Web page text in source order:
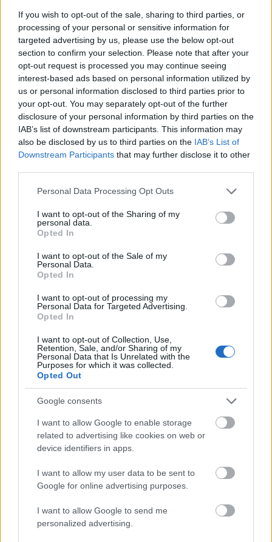
If you wish to opt-out of the sale, sharing to third parties, or
processing of your personal or sensitive information for
targeted advertising by us, please use the below opt-out
section to confirm your selection. Please note that after your
opt-out request is processed you may continue seeing
interest-based ads based on personal information utilized by
us or personal information disclosed to third parties prior to
your opt-out. You may separately opt-out of the further
disclosure of your personal information by third parties on the
IAB’s list of downstream participants. This information may
also be disclosed by us to third parties on the IAB’s List of
Downstream Participants that may further disclose it to other
Please note that this website/app uses one or more Google
not limited to your visit or usage behaviour. You may click to
grant or deny consent to Google and its third-party tags to
use your data for below specified purposes in below Google
consent section.
Personal Data Processing Opt Outs
I want to opt-out of the Sharing of my
personal data.
Opted In
I want to opt-out of the Sale of my
Personal Data.
Opted In
I want to opt-out of processing my
Personal Data for Targeted Advertising.
Opted In
I want to opt-out of Collection, Use,
Retention, Sale, and/or Sharing of my
Personal Data that Is Unrelated with the
Purposes for which it was collected.
Opted Out
Google consents
I want to allow Google to enable storage
related to advertising like cookies on web or
device identifiers in apps.
I want to allow my user data to be sent to
Google for online advertising purposes.
I want to allow Google to send me
personalized advertising.
A terítő, amit biztos nem akarsz
kimosni!
Fodor Tomi•2012. február 15.
kellemesebb étkezés közben - leesszük a terítőt,
rosszabb esetben pedig magunkat! Bizonyos
ruhadarabunktól is. Ebben az esetben viszont
biztos nem mosná ki az ember ezt az 170cm
átmérőjű…